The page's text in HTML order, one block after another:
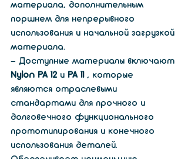
материала, дополнительным
поршнем для непрерывного
использования и начальной загрузкой
материала.
- Доступные материалы включают
Nylon PA 12 и PA 11 , которые
являются отраслевыми
стандартами для прочного и
долговечного функционального
прототипирования и конечного
использования деталей.